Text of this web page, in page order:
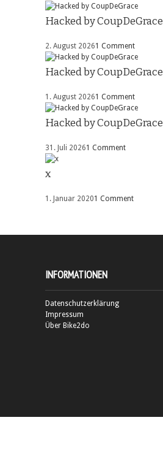
Hacked by CoupDeGrace
2. August 20261 Comment
Hacked by CoupDeGrace
1. August 20261 Comment
Hacked by CoupDeGrace
31. Juli 20261 Comment
x
1. Januar 20201 Comment
INFORMATIONEN
Datenschutzerklärung
Impressum
Über Bike2do